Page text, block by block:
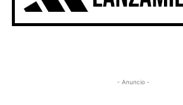
- Anuncio -